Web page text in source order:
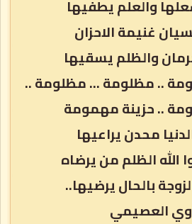
والعلم يطفيها
غنيمة الاحزان
والظلم يسقيها
.. مظلومة … مظلومة ..
.. حزينة مهمومة
محدن يراعيها
الله الظلم من يرضاه
بالحال يرضيها..
العصيمي